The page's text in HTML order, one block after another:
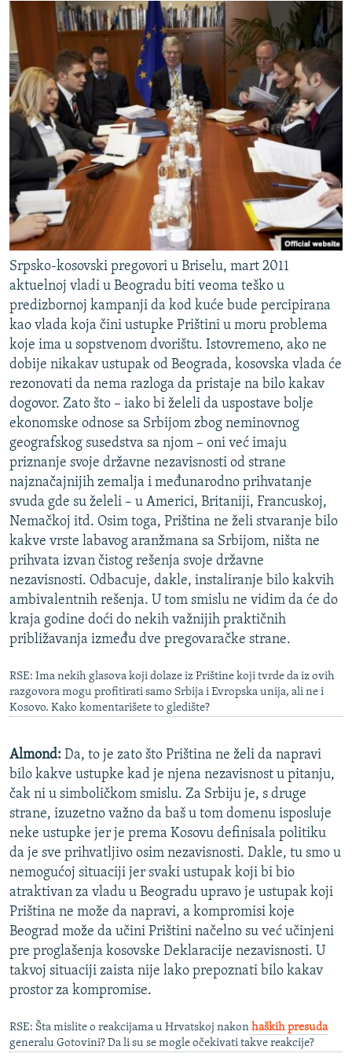
Srpsko-kosovski pregovori u Briselu, mart 2011
aktuelnoj vladi u Beogradu biti veoma teško u
predizbornoj kampanji da kod kuće bude percipirana
kao vlada koja čini ustupke Prištini u moru problema
koje ima u sopstvenom dvorištu. Istovremeno, ako ne
dobije nikakav ustupak od Beograda, kosovska vlada će
rezonovati da nema razloga da pristaje na bilo kakav
dogovor. Zato što – iako bi želeli da uspostave bolje
ekonomske odnose sa Srbijom zbog neminovnog
geografskog susedstva sa njom – oni već imaju
priznanje svoje državne nezavisnosti od strane
najznačajnijih zemalja i međunarodno prihvatanje
svuda gde su želeli – u Americi, Britaniji, Francuskoj,
Nemačkoj itd. Osim toga, Priština ne želi stvaranje bilo
kakve vrste labavog aranžmana sa Srbijom, ništa ne
prihvata izvan čistog rešenja svoje državne
nezavisnosti. Odbacuje, dakle, instaliranje bilo kakvih
ambivalentnih rešenja. U tom smislu ne vidim da će do
kraja godine doći do nekih važnijih praktičnih
približavanja između dve pregovaračke strane.
RSE: Ima nekih glasova koji dolaze iz Prištine koji tvrde da iz ovih
razgovora mogu profitirati samo Srbija i Evropska unija, ali ne i
Kosovo. Kako komentarišete to gledište?
Almond: Da, to je zato što Priština ne želi da napravi
bilo kakve ustupke kad je njena nezavisnost u pitanju,
čak ni u simboličkom smislu. Za Srbiju je, s druge
strane, izuzetno važno da baš u tom domenu isposluje
neke ustupke jer je prema Kosovu definisala politiku
da je sve prihvatljivo osim nezavisnosti. Dakle, tu smo u
nemogućoj situaciji jer svaki ustupak koji bi bio
atraktivan za vladu u Beogradu upravo je ustupak koji
Priština ne može da napravi, a kompromisi koje
Beograd može da učini Prištini načelno su već učinjeni
pre proglašenja kosovske Deklaracije nezavisnosti. U
takvoj situaciji zaista nije lako prepoznati bilo kakav
prostor za kompromise.
RSE: Šta mislite o reakcijama u Hrvatskoj nakon haških presuda
generalu Gotovini? Da li su se mogle očekivati takve reakcije?